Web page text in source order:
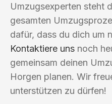
Umzugsexperten steht
gesamten
dafür, dass du dich um
Kontaktiere uns noch
gemeinsam deinen
Horgen planen. Wir
unterstützen zu dürfen!